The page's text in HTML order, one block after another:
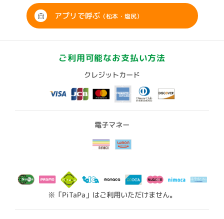
アプリで呼ぶ（松本・塩尻）
ご利用可能なお支払い方法
クレジットカード
電子マネー
※「PiTaPa」はご利用いただけません。